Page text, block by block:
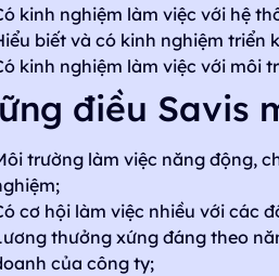
kinh nghiệm làm việc với hệ
biết và có kinh nghiệm triển
kinh nghiệm làm việc với môi
điều Savis
trường làm việc năng động,
cơ hội làm việc nhiều với các
thưởng xứng đáng theo
của công ty;